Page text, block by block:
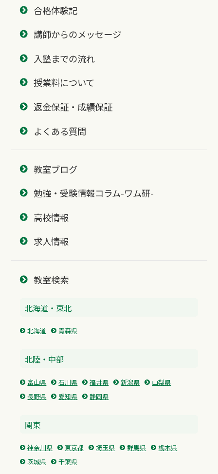
合格体験記
講師からのメッセージ
入塾までの流れ
授業料について
返金保証・成績保証
よくある質問
教室ブログ
勉強・受験情報コラム-ワム研-
高校情報
求人情報
教室検索
北海道・東北
北海道 青森県
北陸・中部
富山県 石川県 福井県 新潟県
山梨県
長野県
愛知県 静岡県
関東
神奈川県 東京都 埼玉県 群馬県
栃木県
茨城県
千葉県